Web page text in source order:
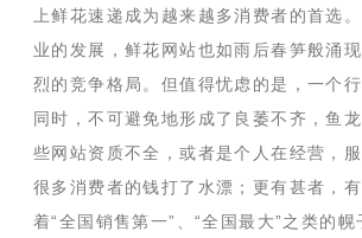
上鲜花速递成为越来越多消费者的首选
业的发展，鲜花网站也如雨后春笋般涌
烈的竞争格局。但值得忧虑的是，一个
同时，不可避免地形成了良萎不齐，鱼
些网站资质不全，或者是个人在经营，
很多消费者的钱打了水漂；更有甚者，
着“全国销售第一”、“全国最大”之类的